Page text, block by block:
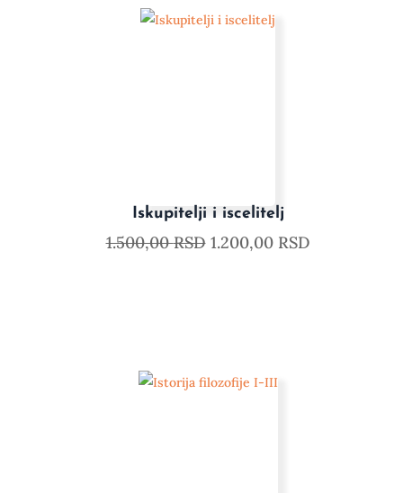
Iskupitelji i iscelitelj
1.500,00RSD 1.200,00 RSD